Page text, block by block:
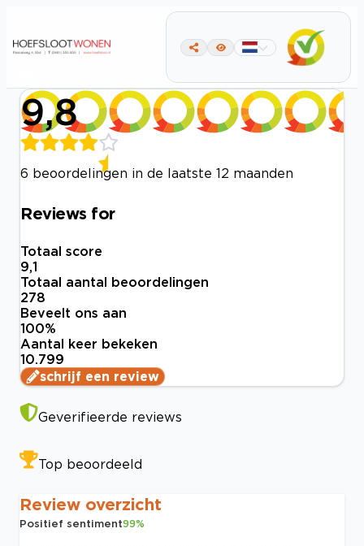
9,8
6 beoordelingen in de laatste 12 maanden
Reviews for
Totaal score
9,1
Totaal aantal beoordelingen
278
Beveelt ons aan
100%
Aantal keer bekeken
10.799
schrijf een review
Geverifieerde reviews
Top beoordeeld
Review overzicht
Positief sentiment99%